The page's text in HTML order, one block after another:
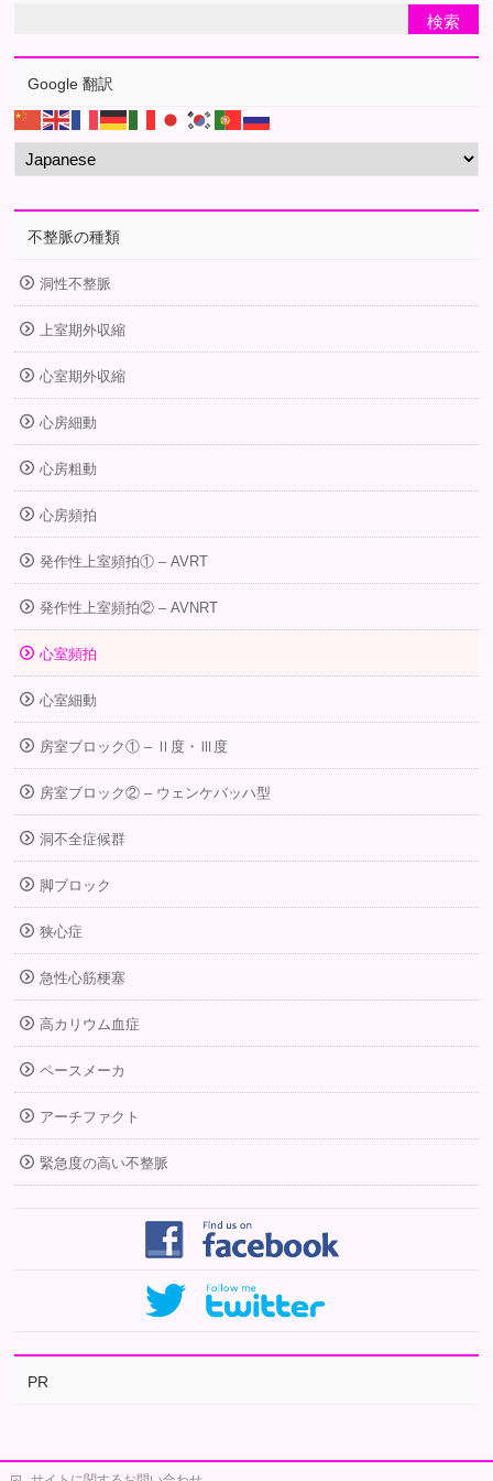
Google 翻訳
不整脈の種類
洞性不整脈
上室期外収縮
心室期外収縮
心房細動
心房粗動
心房頻拍
発作性上室頻拍① – AVRT
発作性上室頻拍② – AVNRT
心室頻拍
心室細動
房室ブロック① – Ⅱ度・Ⅲ度
房室ブロック② – ウェンケバッハ型
洞不全症候群
脚ブロック
狭心症
急性心筋梗塞
高カリウム血症
ペースメーカ
アーチファクト
緊急度の高い不整脈
PR